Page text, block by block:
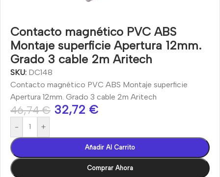
Contacto magnético PVC ABS
Montaje superficie Apertura 12mm.
Grado 3 cable 2m Aritech
SKU: DC148
Contacto magnético PVC ABS Montaje superficie
Apertura 12mm. Grado 3 cable 2m Aritech
46,74€ 32,72 €
- +
Añadir Al Carrito
Comprar Ahora